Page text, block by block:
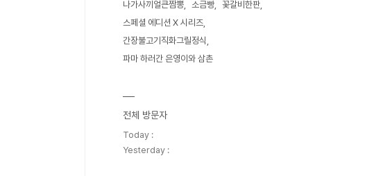
나가사끼얼큰짬뽕
소금빵
꽃갈비한판
스페셜 에디션 X 시리즈
간장불고기직화그릴정식
파마 하러간 은영이와 삼촌
전체 방문자
Today :
Yesterday :